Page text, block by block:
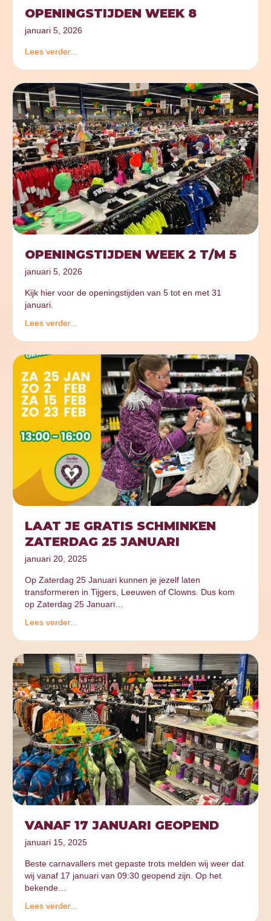
OPENINGSTIJDEN WEEK 8
januari 5, 2026
Lees verder...
OPENINGSTIJDEN WEEK 2 T/M 5
januari 5, 2026
Kijk hier voor de openingstijden van 5 tot en met 31
januari.
Lees verder...
LAAT JE GRATIS SCHMINKEN
ZATERDAG 25 JANUARI
januari 20, 2025
Op Zaterdag 25 Januari kunnen je jezelf laten
transformeren in Tijgers, Leeuwen of Clowns. Dus kom
op Zaterdag 25 Januari…
Lees verder...
VANAF 17 JANUARI GEOPEND
januari 15, 2025
Beste carnavallers met gepaste trots melden wij weer dat
wij vanaf 17 januari van 09:30 geopend zijn. Op het
bekende…
Lees verder...